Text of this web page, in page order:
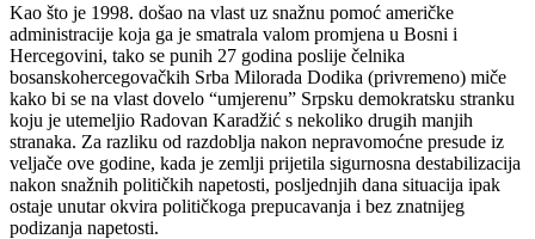
Kao što je 1998. došao na vlast uz snažnu pomoć američke
administracije koja ga je smatrala valom promjena u Bosni i
Hercegovini, tako se punih 27 godina poslije čelnika
bosanskohercegovačkih Srba Milorada Dodika (privremeno) miče
kako bi se na vlast dovelo “umjerenu” Srpsku demokratsku stranku
koju je utemeljio Radovan Karadžić s nekoliko drugih manjih
stranaka. Za razliku od razdoblja nakon nepravomoćne presude iz
veljače ove godine, kada je zemlji prijetila sigurnosna destabilizacija
nakon snažnih političkih napetosti, posljednjih dana situacija ipak
ostaje unutar okvira političkoga prepucavanja i bez znatnijeg
podizanja napetosti.